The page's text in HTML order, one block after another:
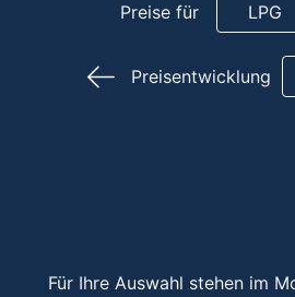
Preise für LPG
Preisentwicklung
Für Ihre Auswahl stehen im